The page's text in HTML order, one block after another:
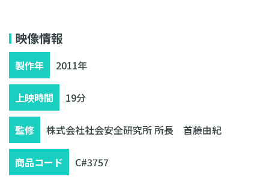
映像情報
製作年 2011年
上映時間 19分
監修 株式会社社会安全研究所 所長 首藤由紀
商品コード C#3757